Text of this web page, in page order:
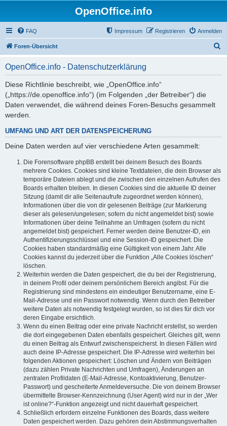
OpenOffice.info
FAQ Anmelden
Registrieren
Impressum
Foren-Übersicht
OpenOffice.info - Datenschutzerklärung
Diese Richtlinie beschreibt, wie „OpenOffice.info“
(„https://de.openoffice.info“) (im Folgenden „der Betreiber“) die
Daten verwendet, die während deines Foren-Besuchs gesammelt
werden.
UMFANG UND ART DER DATENSPEICHERUNG
Deine Daten werden auf vier verschiedene Arten gesammelt:
Die Forensoftware phpBB erstellt bei deinem Besuch des Boards
mehrere Cookies. Cookies sind kleine Textdateien, die dein Browser als
temporäre Dateien ablegt und die zwischen den einzelnen Aufrufen des
Boards erhalten bleiben. In diesen Cookies sind die aktuelle ID deiner
Sitzung (damit dir alle Seitenaufrufe zugeordnet werden können),
Informationen über die von dir gelesenen Beiträge (zur Markierung
dieser als gelesen/ungelesen; sofern du nicht angemeldet bist) sowie
Informationen über deine Teilnahme an Umfragen (sofern du nicht
angemeldet bist) gespeichert. Ferner werden deine Benutzer-ID, ein
Authentifizierungsschlüssel und eine Session-ID gespeichert. Die
Cookies haben standardmäßig eine Gültigkeit von einem Jahr. Alle
Cookies kannst du jederzeit über die Funktion „Alle Cookies löschen“
löschen.
Weiterhin werden die Daten gespeichert, die du bei der Registrierung,
in deinem Profil oder deinem persönlichem Bereich angibst. Für die
Registrierung sind mindestens ein eindeutiger Benutzername, eine E-
Mail-Adresse und ein Passwort notwendig. Wenn durch den Betreiber
weitere Daten als notwendig festgelegt wurden, so ist dies für dich vor
deren Eingabe ersichtlich.
Wenn du einen Beitrag oder eine private Nachricht erstellst, so werden
die dort eingegebenen Daten ebenfalls gespeichert. Gleiches gilt, wenn
du einen Beitrag als Entwurf zwischenspeicherst. In diesen Fällen wird
auch deine IP-Adresse gespeichert. Die IP-Adresse wird weiterhin bei
folgenden Aktionen gespeichert: Löschen und Ändern von Beiträgen
(dazu zählen Private Nachrichten und Umfragen), Änderungen an
zentralen Profildaten (E-Mail-Adresse, Kontoaktivierung, Benutzer-
Passwort) und gescheiterte Anmeldeversuche. Die von deinem Browser
übermittelte Browser-Kennzeichnung (User Agent) wird nur in der „Wer
ist online?“-Funktion angezeigt und nicht dauerhaft gespeichert.
Schließlich erfordern einzelne Funktionen des Boards, dass weitere
Daten gespeichert werden. Dazu gehören dein Abstimmungsverhalten